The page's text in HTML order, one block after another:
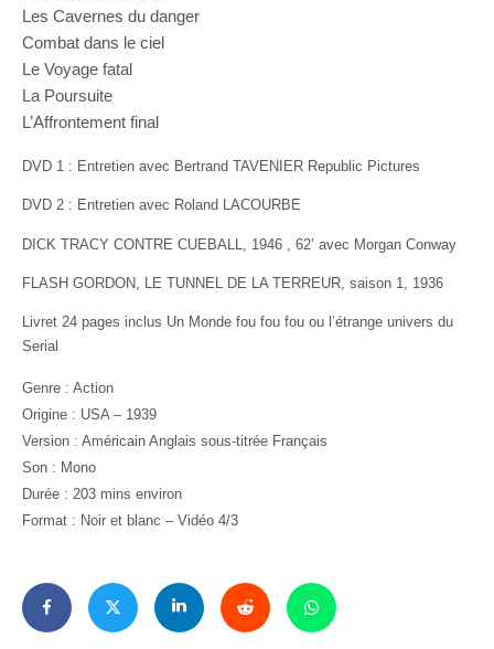
Les Cavernes du danger
Combat dans le ciel
Le Voyage fatal
La Poursuite
L’Affrontement final
DVD 1 : Entretien avec Bertrand TAVENIER Republic Pictures
DVD 2 : Entretien avec Roland LACOURBE
DICK TRACY CONTRE CUEBALL, 1946 , 62’ avec Morgan Conway
FLASH GORDON, LE TUNNEL DE LA TERREUR, saison 1, 1936
Livret 24 pages inclus Un Monde fou fou fou ou l’étrange univers du
Serial
Genre : Action
Origine : USA – 1939
Version : Américain Anglais sous-titrée Français
Son : Mono
Durée : 203 mins environ
Format : Noir et blanc – Vidéo 4/3